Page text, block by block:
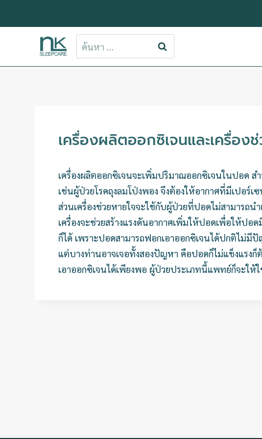
ค้นหา
สำหรับ:
เครื่องผลิตออกซิเจนและเครื่อง
เครื่องผลิตออกซิเจนจะเพิ่มปริมาณออกซิเจนในปอด ส
เช่นผู้ป่วยโรคถุงลมโป่งพอง จึงต้องให้อากาศที่มีเปอร์
ส่วนเครื่องช่วยหายใจจะใช้กับผู้ป่วยที่ปอดไม่สามารถน
เครื่องจะช่วยสร้างแรงดันอากาศเพิ่มให้ปอดเพื่อให้ปอ
ก็ได้ เพราะปอดสามารถฟอกเอาออกซิเจนได้ปกติไม่มีปั
แต่บางท่านอาจเจอทั้งสองปัญหา คือปอดก็ไม่แข็งแรงก็
เอาออกซิเจนได้เพียงพอ ผู้ป่วยประเภทนี้แพทย์ก็จะให้